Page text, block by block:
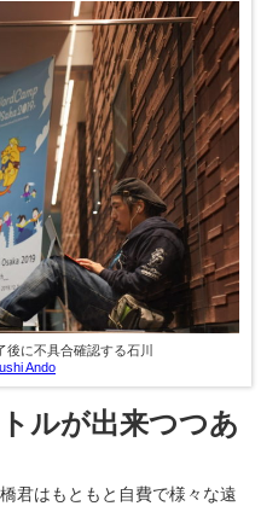
に不具合確認する石川
Ando
ルが出来つつあ
君はもともと自費で様々な遠